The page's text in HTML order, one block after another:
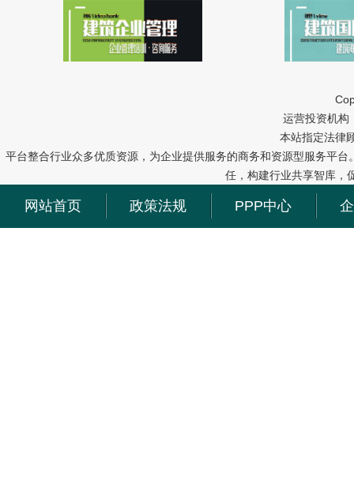
运营投资机构
本站指定法律
平台整合行业众多优质资源，为企业提供服务的商务和资源型服务平
任，构建行业共享智库，
网站首页 政策法规 PPP中心